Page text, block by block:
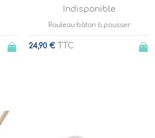
Indisponible
Rouleau bâton à pousser
24,90 € TTC